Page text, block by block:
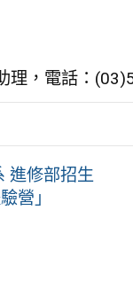
理，電話：
進修部招生
營」